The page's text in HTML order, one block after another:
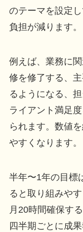
のテーマを設定
負担が減ります。
例えば、業務に
修を修了する、
るようになる、
ライアント満足
られます。数値
やすくなります。
半年〜1年の目標
ると取り組みや
月20時間確保す
四半期ごとに成